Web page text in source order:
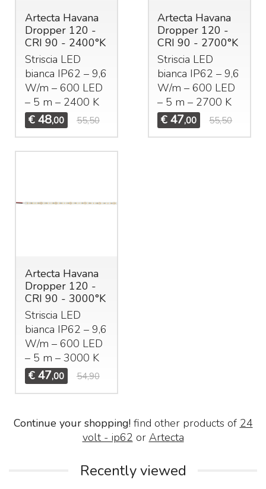
Artecta Havana
Dropper 120 -
CRI 90 - 2400°K
Striscia LED
bianca IP62 – 9,6
W/m – 600 LED
– 5 m – 2400 K
€ 48,00 55,50
Artecta Havana
Dropper 120 -
CRI 90 - 2700°K
Striscia LED
bianca IP62 – 9,6
W/m – 600 LED
– 5 m – 2700 K
€ 47,00 55,50
Artecta Havana
Dropper 120 -
CRI 90 - 3000°K
Striscia LED
bianca IP62 – 9,6
W/m – 600 LED
– 5 m – 3000 K
€ 47,00 54,90
Continue your shopping!find other products of 24
volt - ip62 or Artecta
Recently viewed